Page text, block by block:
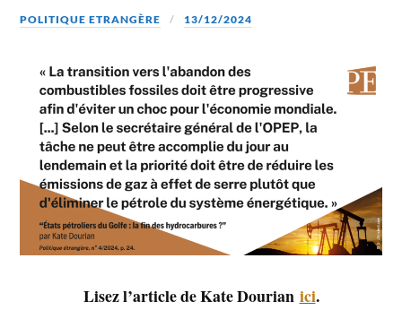
POLITIQUE ETRANGÈRE 13/12/2024
Lisez l’article de Kate Dourian ici.